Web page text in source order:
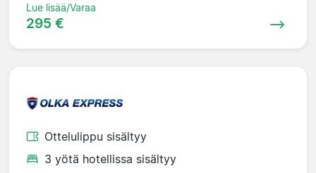
Lue lisää/Varaa
295 €
Ottelulippu sisältyy
3 yötä hotellissa sisältyy